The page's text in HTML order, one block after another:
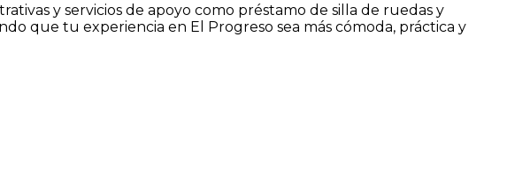
y servicios de apoyo como préstamo de silla de ruedas y
que tu experiencia en El Progreso sea más cómoda, práctica y